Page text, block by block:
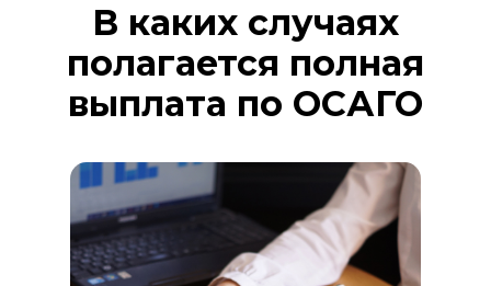
В каких случаях
полагается полная
выплата по ОСАГО